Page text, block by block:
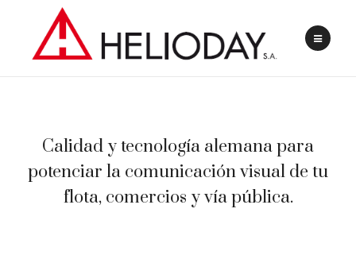
Calidad y tecnología alemana para
potenciar la comunicación visual de tu
flota, comercios y vía pública.